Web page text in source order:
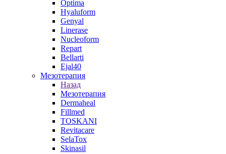
Optima
Hyaluform
Genyal
Linerase
Nucleoform
Repart
Bellarti
Ejal40
Мезотерапия
Назад
Мезотерапия
Dermaheal
Fillmed
TOSKANI
Revitacare
SelaTox
Skinasil